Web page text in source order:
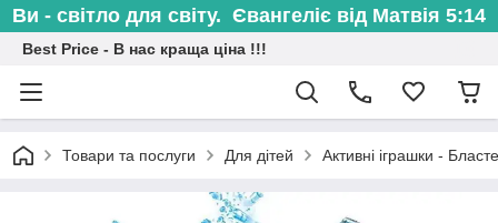
Ви - світло для світу. Євангеліє від Матвія 5:14
Best Price - В нас краща ціна !!!
Товари та послуги Для дітей Активні іграшки -